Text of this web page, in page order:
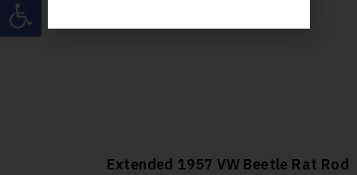
Extended 1957 VW Beetle Rat Rod